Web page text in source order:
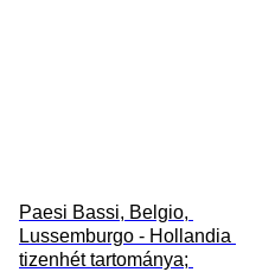
Paesi Bassi, Belgio,
Lussemburgo - Hollandia
tizenhét tartománya;